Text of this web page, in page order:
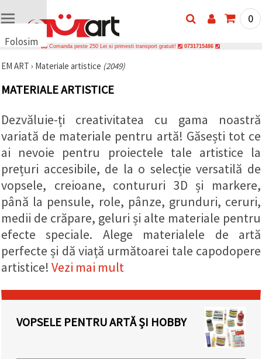
Folosim
uri
cookie-uri
similare
pentru a
asigura
funcționarea
corectă a
site-ului,
pentru a vă
îmbunătăți
experiența
și, cu
acordul
dumneavoastră,
pentru a
traficul și a
afișa
conținut și
mai
relevante,
ajutorul
partenerilor
0
Comanda peste 250 Lei si primesti transport gratuit! 0731715486
EM ART › Materiale artistice (2049)
MATERIALE ARTISTICE
Dezvăluie-ți creativitatea cu gama noastră
variată de materiale pentru artă! Găsești tot ce
ai nevoie pentru proiectele tale artistice la
prețuri accesibile, de la o selecție versatilă de
vopsele, creioane, contururi 3D și markere,
până la pensule, role, pânze, grunduri, ceruri,
medii de crăpare, geluri și alte materiale pentru
efecte speciale. Alege materialele de artă
perfecte și dă viață următoarei tale capodopere
artistice! Vezi mai mult
VOPSELE PENTRU ARTĂ ȘI HOBBY